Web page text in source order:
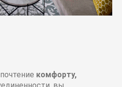
комфорту,